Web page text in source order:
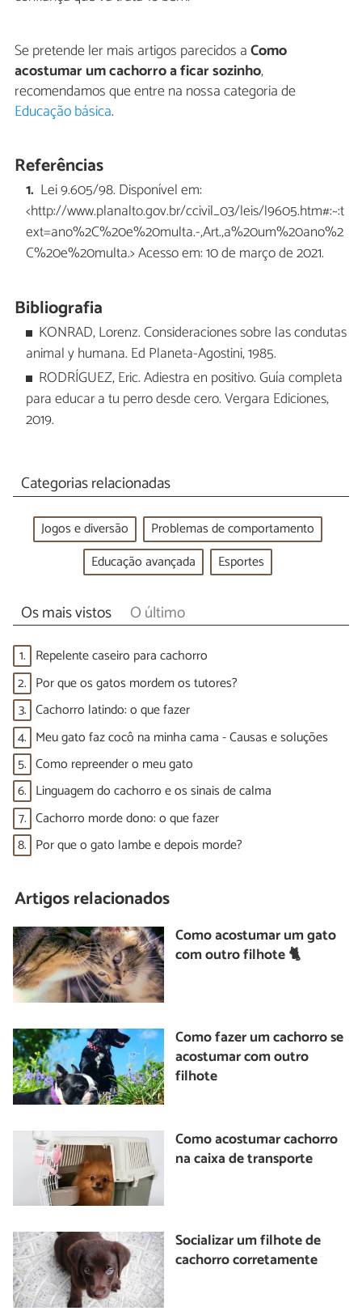
Se pretende ler mais artigos parecidos aComo
acostumar um cachorro a ficar sozinho,
recomendamos que entre na nossa categoria de
Educação básica.
Referências
Lei 9.605/98. Disponível em:
<http://www.planalto.gov.br/ccivil_03/leis/l9605.htm#:~:t
ext=ano%2C%20e%20multa.-,Art.,a%20um%20ano%2
C%20e%20multa.> Acesso em: 10 de março de 2021.
Bibliografia
KONRAD, Lorenz. Consideraciones sobre las condutas
animal y humana. Ed Planeta-Agostini, 1985.
RODRÍGUEZ, Eric. Adiestra en positivo. Guía completa
para educar a tu perro desde cero. Vergara Ediciones,
2019.
Categorias relacionadas
Jogos e diversão
Problemas de comportamento
Educação avançada
Esportes
Os mais vistos O último
1. Repelente caseiro para cachorro
2. Por que os gatos mordem os tutores?
3. Cachorro latindo: o que fazer
4. Meu gato faz cocô na minha cama - Causas e soluções
5. Como repreender o meu gato
6. Linguagem do cachorro e os sinais de calma
7. Cachorro morde dono: o que fazer
8. Por que o gato lambe e depois morde?
Artigos relacionados
Como acostumar um gato
com outro filhote 🐈
Como fazer um cachorro se
acostumar com outro
filhote
Como acostumar cachorro
na caixa de transporte
Socializar um filhote de
cachorro corretamente